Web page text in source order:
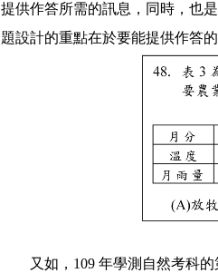
提供作答所需的訊息，同時，也
題設計的重點在於要能提供作答的
又如， 109 年學測自然考科的